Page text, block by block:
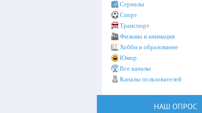
Сериалы
Спорт
Транспорт
Фильмы и анимация
Хобби и образование
Юмор
Все каналы
Каналы пользователей
НАШ ОПРОС